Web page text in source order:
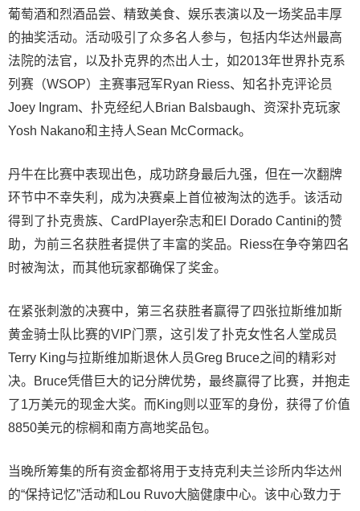
葡萄酒和烈酒品尝、精致美食、娱乐表演以及一场奖品丰厚
的抽奖活动。活动吸引了众多名人参与，包括内华达州最高
法院的法官，以及扑克界的杰出人士，如2013年世界扑克系
列赛（WSOP）主赛事冠军Ryan Riess、知名扑克评论员
Joey Ingram、扑克经纪人Brian Balsbaugh、资深扑克玩家
Yosh Nakano和主持人Sean McCormack。
丹牛在比赛中表现出色，成功跻身最后九强，但在一次翻牌
环节中不幸失利，成为决赛桌上首位被淘汰的选手。该活动
得到了扑克贵族、CardPlayer杂志和El Dorado Cantini的赞
助，为前三名获胜者提供了丰富的奖品。Riess在争夺第四名
时被淘汰，而其他玩家都确保了奖金。
在紧张刺激的决赛中，第三名获胜者赢得了四张拉斯维加斯
黄金骑士队比赛的VIP门票，这引发了扑克女性名人堂成员
Terry King与拉斯维加斯退休人员Greg Bruce之间的精彩对
决。Bruce凭借巨大的记分牌优势，最终赢得了比赛，并抱走
了1万美元的现金大奖。而King则以亚军的身份，获得了价值
8850美元的棕榈和南方高地奖品包。
当晚所筹集的所有资金都将用于支持克利夫兰诊所内华达州
的“保持记忆”活动和Lou Ruvo大脑健康中心。该中心致力于